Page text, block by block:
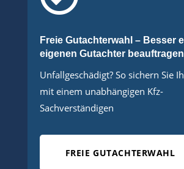
Freie Gutachterwahl – Besser
eigenen Gutachter
Unfallgeschädigt? So sichern Sie
mit einem unabhängigen Kfz-
Sachverständigen
FREIE GUTACHTERWAHL